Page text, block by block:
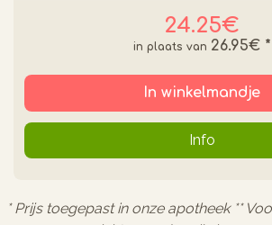
24.25€
26.95€ *
In winkelmandje
Info
* Prijs toegepast in onze apotheek **